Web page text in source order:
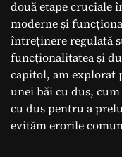
două etape cruciale
moderne și
întreținere regulată
funcționalitatea și
capitol, am explorat
unei băi cu dus,
cu dus pentru a
evităm erorile